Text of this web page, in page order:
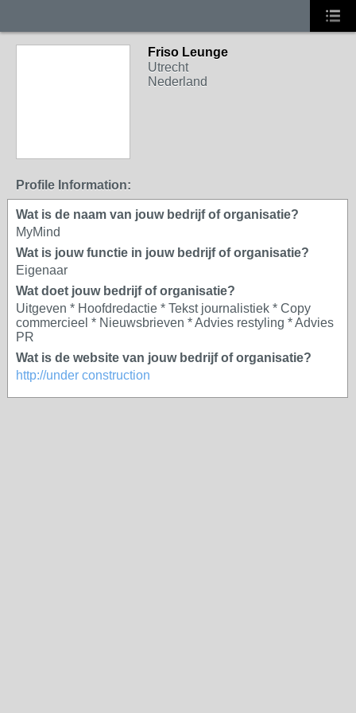
Friso Leunge
Utrecht
Nederland
Profile Information:
Wat is de naam van jouw bedrijf of organisatie?
MyMind
Wat is jouw functie in jouw bedrijf of organisatie?
Eigenaar
Wat doet jouw bedrijf of organisatie?
Uitgeven * Hoofdredactie * Tekst journalistiek * Copy
commercieel * Nieuwsbrieven * Advies restyling * Advies
PR
Wat is de website van jouw bedrijf of organisatie?
http://under construction